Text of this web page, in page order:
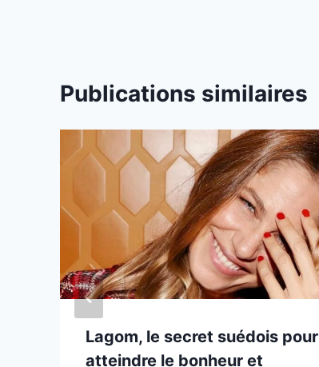
Publications similaires
Lagom, le secret suédois pour
atteindre le bonheur et